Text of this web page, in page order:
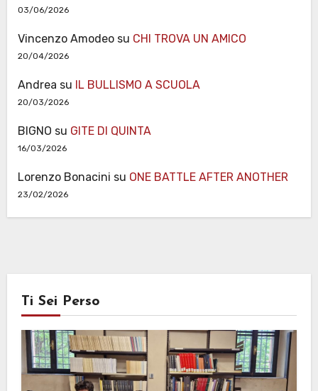
03/06/2026
Vincenzo Amodeosu CHI TROVA UN AMICO
20/04/2026
Andrea su IL BULLISMO A SCUOLA
20/03/2026
BIGNO su GITE DI QUINTA
16/03/2026
Lorenzo Bonacini su ONE BATTLE AFTER ANOTHER
23/02/2026
Ti Sei Perso